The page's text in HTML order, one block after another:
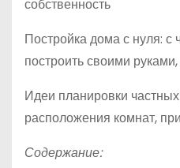
собственность
Постройка дома с нуля: с
построить своими
Идеи планировки
расположения комнат,
Содержание: